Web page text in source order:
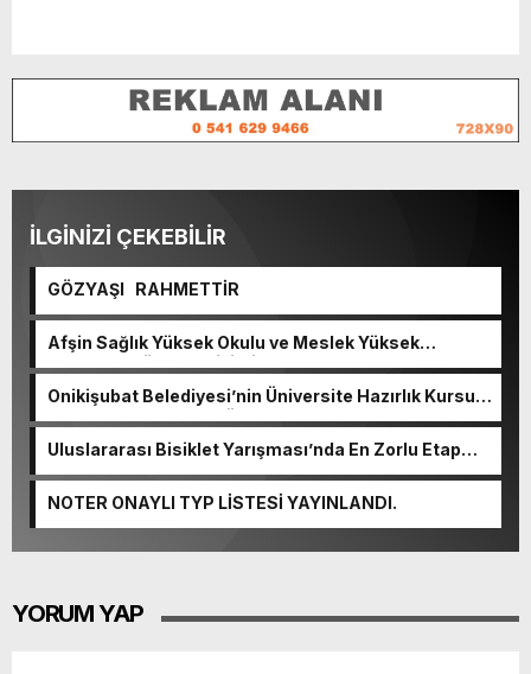
İLGİNİZİ ÇEKEBİLİR
GÖZYAŞI RAHMETTİR
Afşin Sağlık Yüksek Okulu ve Meslek Yüksek
Okulunda görev değişimi!
Onikişubat Belediyesi’nin Üniversite Hazırlık Kursu
başvurularında son gün 7 Ağustos.
Uluslararası Bisiklet Yarışması’nda En Zorlu Etap
NOTER ONAYLI TYP LİSTESİ YAYINLANDI.
YORUM YAP